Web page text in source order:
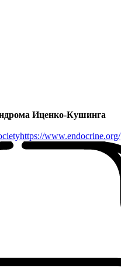
Иценко-Кушинга
https://www.endocrine.org/